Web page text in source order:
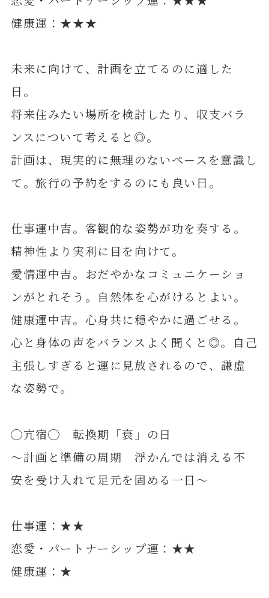
健康運：★★★
未来に向けて、計画を立てるのに適した
日。
将来住みたい場所を検討したり、収支バラ
ンスについて考えると◎。
計画は、現実的に無理のないペースを意識し
て。旅行の予約をするのにも良い日。
仕事運中吉。客観的な姿勢が功を奏する。
精神性より実利に目を向けて。
愛情運中吉。おだやかなコミュニケーショ
ンがとれそう。自然体を心がけるとよい。
健康運中吉。心身共に穏やかに過ごせる。
心と身体の声をバランスよく聞くと◎。自己
主張しすぎると運に見放されるので、謙虚
な姿勢で。
◯亢宿◯ 転換期「衰」の日
～計画と準備の周期 浮かんでは消える不
安を受け入れて足元を固める一日～
仕事運：★★
恋愛・パートナーシップ運：★★
健康運：★